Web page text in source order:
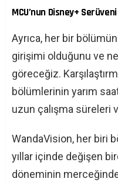
MCU’nun Disney+
Ayrıca, her bir
girişimi olduğunu ve
göreceğiz.
bölümlerinin yarım
uzun çalışma süreleri
WandaVision, her biri
yıllar içinde değişen
döneminin